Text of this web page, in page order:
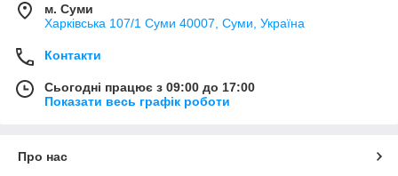
м. Суми
Харківська 107/1 Суми 40007, Суми, Україна
Контакти
Сьогодні працює з 09:00 до 17:00
Показати весь графік роботи
Про нас